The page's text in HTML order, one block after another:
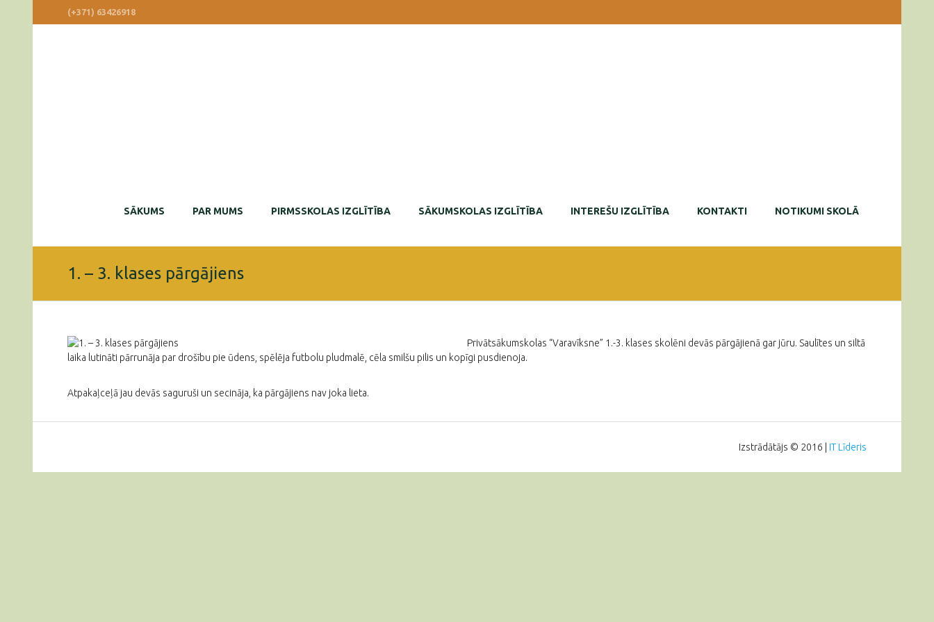
(+371) 63426918
SĀKUMS PAR MUMS PIRMSSKOLAS IZGLĪTĪBA SĀKUMSKOLAS IZGLĪTĪBA INTEREŠU IZGLĪTĪBA KONTAKTI NOTIKUMI SKOLĀ
1. – 3. klases pārgājiens
Privātsākumskolas “Varavīksne” 1.-3. klases skolēni devās pārgājienā gar jūru. Saulītes un siltā
laika lutināti pārrunāja par drošību pie ūdens, spēlēja futbolu pludmalē, cēla smilšu pilis un kopīgi pusdienoja.
Atpakaļceļā jau devās saguruši un secināja, ka pārgājiens nav joka lieta.
Izstrādātājs © 2016 | IT Līderis